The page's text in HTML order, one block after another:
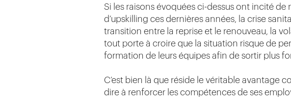
Si les raisons évoquées ci-dessus ont incité
d’upskilling ces dernières années, la crise
transition entre la reprise et le renouveau, la
tout porte à croire que la situation risque de
formation de leurs équipes afin de sortir plus
C’est bien là que réside le véritable avantage
dire à renforcer les compétences de ses